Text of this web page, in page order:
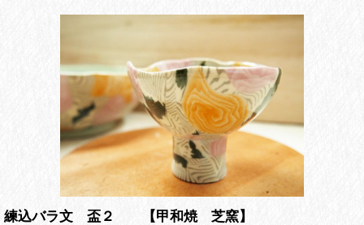
練込バラ文 盃２ 【甲和焼 芝窯】